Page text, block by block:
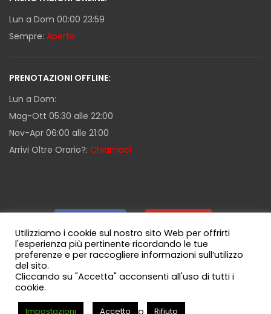
Lun a Dom 00:00 23:59
Sempre: Aperto
PRENOTAZIONI OFFLINE:
Lun a Dom:
Mag-Ott 05:30 alle 22:00
Nov-Apr 06:00 alle 21:00
Arrivi Oltre Orario?: Chiamaci
Guida Milazzo | Canale WhatsApp
Utilizziamo i cookie sul nostro sito Web per offrirti
l'esperienza più pertinente ricordando le tue
preferenze e per raccogliere informazioni sull’utilizzo
del sito.
Cliccando su "Accetta" acconsenti all'uso di tutti i
cookie.
Impostazioni Accetto o Rifiuto